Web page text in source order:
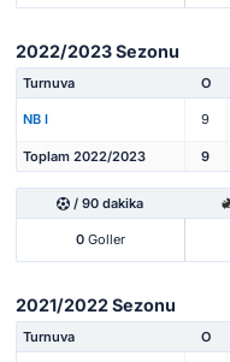
2022/2023 Sezonu
Turnuva O
NB I 9
Toplam 2022/2023 9
/ 90 dakika
0Goller
2021/2022 Sezonu
Turnuva O